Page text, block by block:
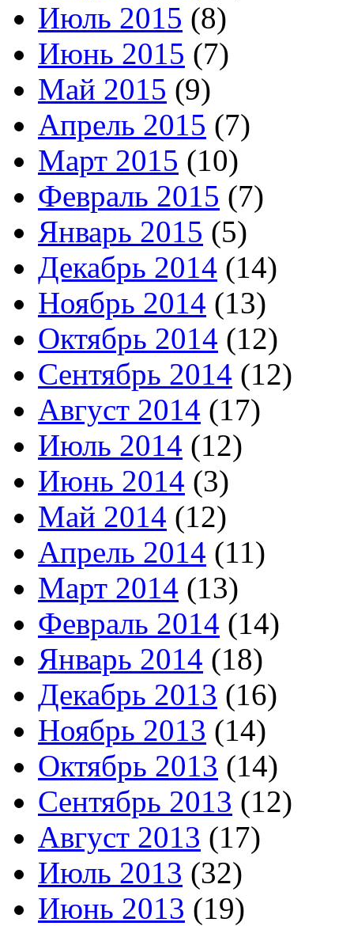
Июль 2015 (8)
Июнь 2015 (7)
Май 2015 (9)
Апрель 2015 (7)
Март 2015 (10)
Февраль 2015 (7)
Январь 2015 (5)
Декабрь 2014 (14)
Ноябрь 2014 (13)
Октябрь 2014 (12)
Сентябрь 2014 (12)
Август 2014 (17)
Июль 2014 (12)
Июнь 2014 (3)
Май 2014 (12)
Апрель 2014 (11)
Март 2014 (13)
Февраль 2014 (14)
Январь 2014 (18)
Декабрь 2013 (16)
Ноябрь 2013 (14)
Октябрь 2013 (14)
Сентябрь 2013 (12)
Август 2013 (17)
Июль 2013 (32)
Июнь 2013 (19)